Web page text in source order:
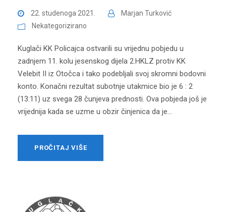
22. studenoga 2021.
Marjan Turković
Nekategorizirano
Kuglači KK Policajca ostvarili su vrijednu pobjedu u
zadnjem 11. kolu jesenskog dijela 2.HKLZ protiv KK
Velebit II iz Otočca i tako podebljali svoj skromni bodovni
konto. Konačni rezultat subotnje utakmice bio je 6 : 2
(13:11) uz svega 28 čunjeva prednosti. Ova pobjeda još je
vrijednija kada se uzme u obzir činjenica da je...
PROČITAJ VIŠE